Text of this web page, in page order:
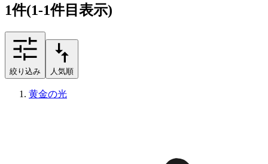
1件(1-1件目表示)
絞り込み 人気順
黄金の光